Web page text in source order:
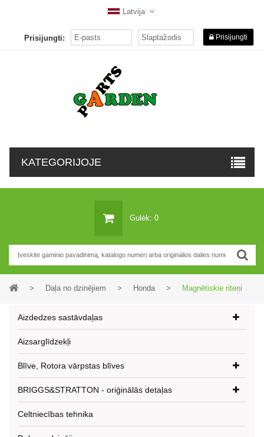
Latvija
Prisijungti: Prisijungti
KATEGORIJOJE
Gulėk: 0
> Daļa no dzinējiem > Honda > Magnētiskie riteņi
Aizdedzes sastāvdaļas
Aizsarglīdzekļi
Blīve, Rotora vārpstas blīves
BRIGGS&STRATTON - oriģinālās detaļas
Celtniecības tehnika